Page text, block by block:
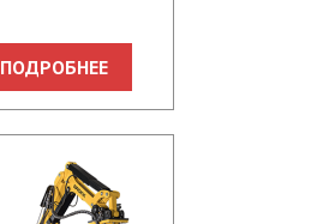
ПОДРОБНЕЕ